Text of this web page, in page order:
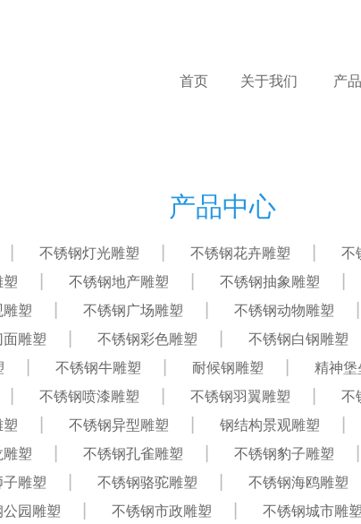
首页 关于我们 产
产品中心
不锈钢灯光雕塑 不锈钢花卉雕塑 不
塑 不锈钢地产雕塑 不锈钢抽象雕塑
雕塑 不锈钢广场雕塑 不锈钢动物雕塑
雕塑 不锈钢彩色雕塑 不锈钢白钢雕塑
不锈钢牛雕塑 耐候钢雕塑 精神堡
不锈钢喷漆雕塑 不锈钢羽翼雕塑 不
塑 不锈钢异型雕塑 钢结构景观雕塑
雕塑 不锈钢孔雀雕塑 不锈钢豹子雕塑
雕塑 不锈钢骆驼雕塑 不锈钢海鸥雕塑
园雕塑 不锈钢市政雕塑 不锈钢城市雕塑